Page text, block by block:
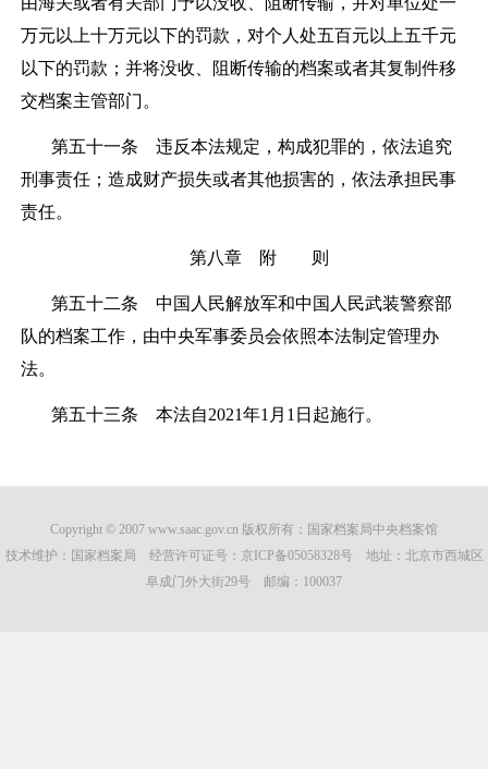
万元以上十万元以下的罚款，对个人处五百元以上五千元
以下的罚款；并将没收、阻断传输的档案或者其复制件移
交档案主管部门。
第五十一条 违反本法规定，构成犯罪的，依法追究
刑事责任；造成财产损失或者其他损害的，依法承担民事
责任。
第八章 附 则
第五十二条 中国人民解放军和中国人民武装警察部
队的档案工作，由中央军事委员会依照本法制定管理办
法。
第五十三条 本法自2021年1月1日起施行。
Copyright © 2007 www.saac.gov.cn 版权所有：国家档案局中央档案馆
技术维护：国家档案局 经营许可证号： 京ICP备05058328号地址：北京市西城区
阜成门外大街29号 邮编：100037